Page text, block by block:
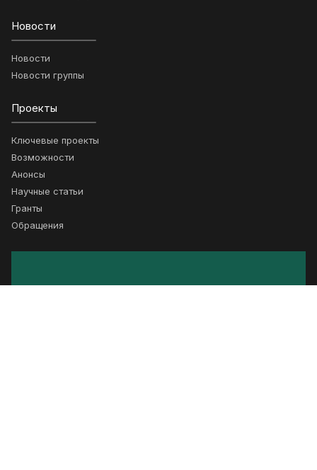
Новости
Новости
Новости группы
Проекты
Ключевые проекты
Возможности
Анонсы
Научные статьи
Гранты
Обращения